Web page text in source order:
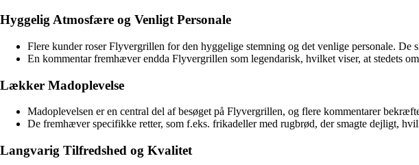
Hyggelig Atmosfære og Venligt Personale
Flere kunder roser Flyvergrillen for den hyggelige stemning og det venlige personale.
En kommentar fremhæver endda Flyvergrillen som legendarisk, hvilket viser, at stedets
Lækker Madoplevelse
Madoplevelsen er en central del af besøget på Flyvergrillen, og flere kommentarer
De fremhæver specifikke retter, som f.eks. frikadeller med rugbrød, der smagte dejligt,
Langvarig Tilfredshed og Kvalitet